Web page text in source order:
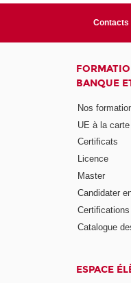
Contacts
BANQUE
Nos
UE à la carte
Certificats
Licence
Master
Candidater
Catalogue
ESPACE